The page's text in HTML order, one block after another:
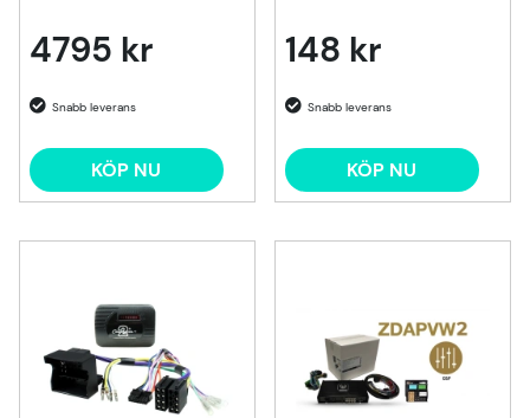
4795 kr
KÖP NU
148 kr
KÖP NU